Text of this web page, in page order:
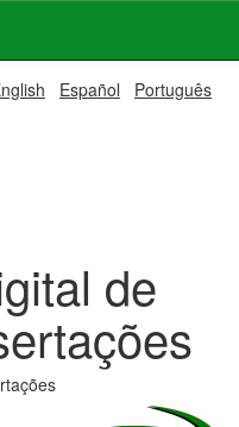
Español Português
de